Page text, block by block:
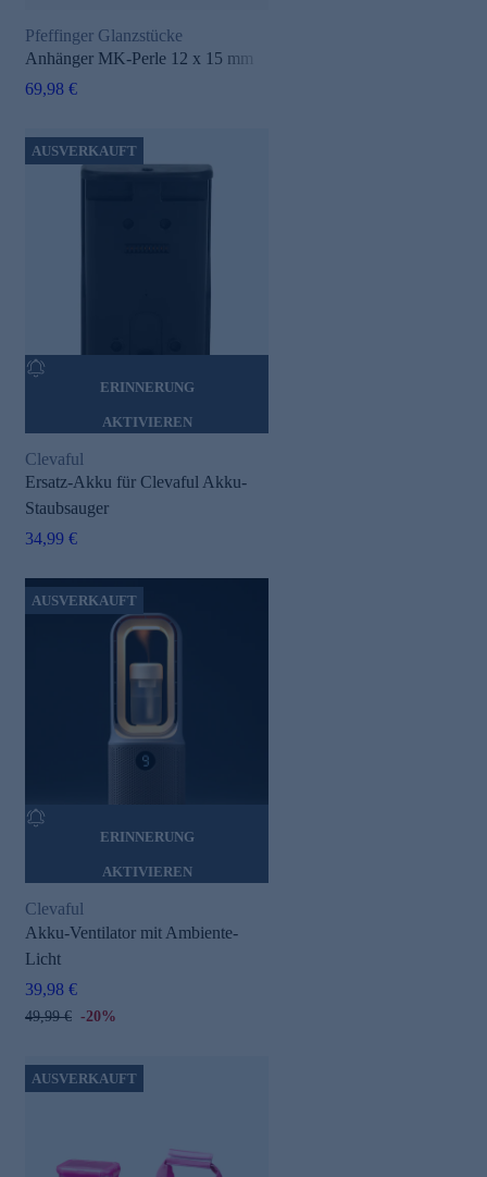
Pfeffinger Glanzstücke
Anhänger MK-Perle 12 x 15 mm
69,98 €
AUSVERKAUFT
ERINNERUNG
AKTIVIEREN
Clevaful
Ersatz-Akku für Clevaful Akku-
Staubsauger
34,99 €
AUSVERKAUFT
ERINNERUNG
AKTIVIEREN
Clevaful
Akku-Ventilator mit Ambiente-
Licht
39,98 €
49,99 € -20%
AUSVERKAUFT